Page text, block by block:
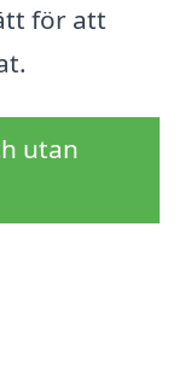
för att
utan